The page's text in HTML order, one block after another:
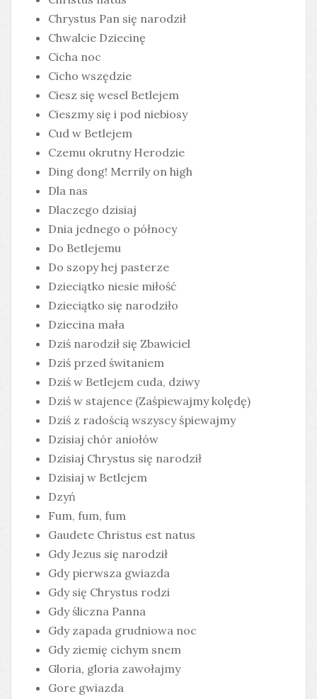
Chrystus Pan się narodził
Chwalcie Dziecinę
Cicha noc
Cicho wszędzie
Ciesz się wesel Betlejem
Cieszmy się i pod niebiosy
Cud w Betlejem
Czemu okrutny Herodzie
Ding dong! Merrily on high
Dla nas
Dlaczego dzisiaj
Dnia jednego o północy
Do Betlejemu
Do szopy hej pasterze
Dzieciątko niesie miłość
Dzieciątko się narodziło
Dziecina mała
Dziś narodził się Zbawiciel
Dziś przed świtaniem
Dziś w Betlejem cuda, dziwy
Dziś w stajence (Zaśpiewajmy kolędę)
Dziś z radością wszyscy śpiewajmy
Dzisiaj chór aniołów
Dzisiaj Chrystus się narodził
Dzisiaj w Betlejem
Dzyń
Fum, fum, fum
Gaudete Christus est natus
Gdy Jezus się narodził
Gdy pierwsza gwiazda
Gdy się Chrystus rodzi
Gdy śliczna Panna
Gdy zapada grudniowa noc
Gdy ziemię cichym snem
Gloria, gloria zawołajmy
Gore gwiazda